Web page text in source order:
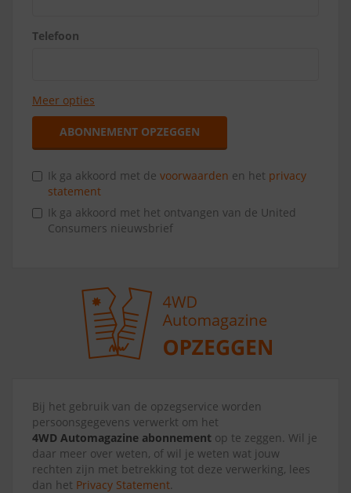
Telefoon
Meer opties
ABONNEMENT OPZEGGEN
Ik ga akkoord met de voorwaarden en het privacy
statement
Ik ga akkoord met het ontvangen van de United
Consumers nieuwsbrief
Bij het gebruik van de opzegservice worden
persoonsgegevens verwerkt om het
4WD Automagazine abonnement op te zeggen. Wil je
daar meer over weten, of wil je weten wat jouw
rechten zijn met betrekking tot deze verwerking, lees
dan het Privacy Statement.